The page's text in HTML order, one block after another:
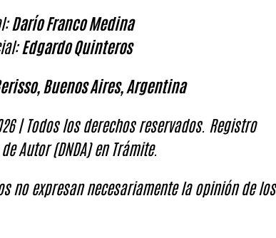
Darío Franco Medina
Edgardo Quinteros
Buenos Aires, Argentina
| Todos los derechos reservados. Registro
Autor (DNDA) en Trámite.
no expresan necesariamente la opinión de los